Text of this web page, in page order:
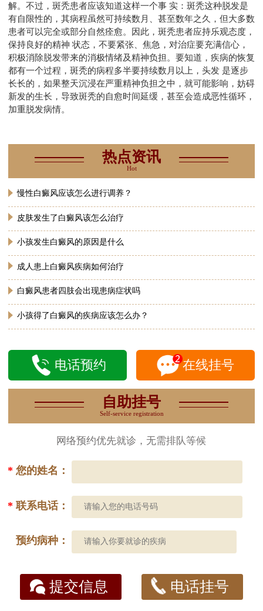
解。不过，斑秃患者应该知道这样一个事 实：斑秃这种脱发是
有自限性的，其病程虽然可持续数月、甚至数年之久，但大多数
患者可以完全或部分自然痊愈。因此，斑秃患者应持乐观态度，
保持良好的精神 状态，不要紧张、焦急，对治症要充满信心，
积极消除脱发带来的消极情绪及精神负担。要知道，疾病的恢复
都有一个过程，斑秃的病程多半要持续数月以上，头发 是逐步
长长的，如果整天沉浸在严重精神负担之中，就可能影响，妨碍
新发的生长，导致斑秃的自愈时间延缓，甚至会造成恶性循环，
加重脱发病情。
热点资讯
Hot
慢性白癜风应该怎么进行调养？
皮肤发生了白癜风该怎么治疗
小孩发生白癜风的原因是什么
成人患上白癜风疾病如何治疗
白癜风患者四肢会出现患病症状吗
小孩得了白癜风的疾病应该怎么办？
电话预约 在线挂号
自助挂号
Self-service registration
网络预约优先就诊，无需排队等候
*您的姓名：
*联系电话：
预约病种：
提交信息 电话挂号